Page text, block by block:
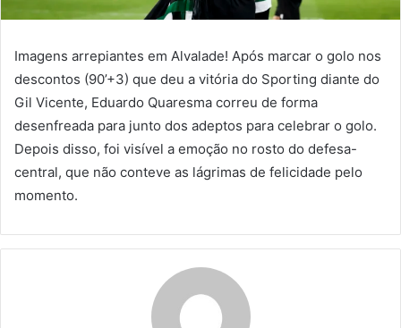
Imagens arrepiantes em Alvalade! Após marcar o golo nos
descontos (90’+3) que deu a vitória do Sporting diante do
Gil Vicente, Eduardo Quaresma correu de forma
desenfreada para junto dos adeptos para celebrar o golo.
Depois disso, foi visível a emoção no rosto do defesa-
central, que não conteve as lágrimas de felicidade pelo
momento.